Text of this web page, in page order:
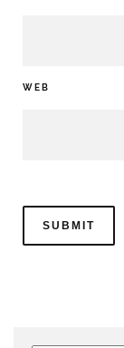
WEB